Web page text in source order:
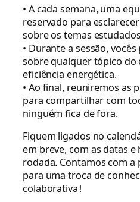
• A cada semana, uma
reservado para
sobre os temas
• Durante a sessão,
sobre qualquer tópico
eficiência energética.
• Ao final, reuniremos as
para compartilhar com
ninguém fica de fora.
Fiquem ligados no
em breve, com as datas
rodada. Contamos com
para uma troca de
colaborativa!